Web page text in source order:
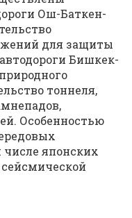
Ош-Баткен-
для защиты
Бишкек-
тоннеля,
Особенностью
числе японских